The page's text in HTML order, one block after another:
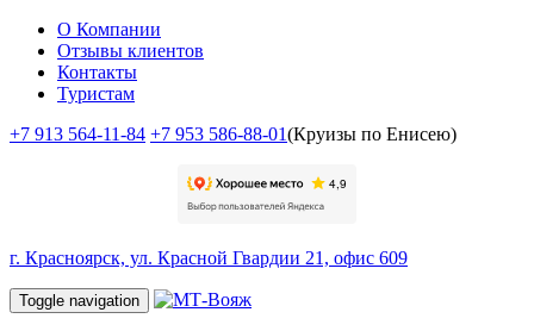
О Компании
Отзывы клиентов
Контакты
Туристам
+7 913 564-11-84 +7 953 586-88-01(Круизы по Енисею)
г. Красноярск, ул. Красной Гвардии 21, офис 609
Toggle navigation